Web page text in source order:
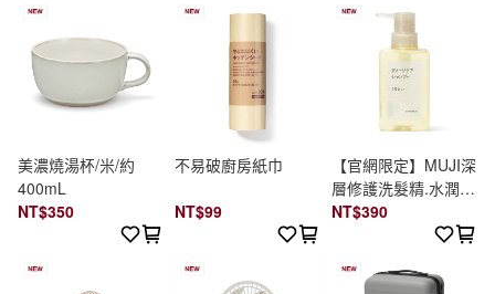
美濃燒湯杯/米/約
400mL
NT$350
不易破廚房紙巾
NT$99
【官網限定】MUJI深
層修護洗髮精.水潤保
濕/400ml
NT$390